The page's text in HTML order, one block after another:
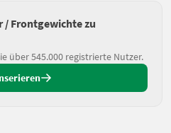
/ Frontgewichte zu
über 545.000 registrierte Nutzer.